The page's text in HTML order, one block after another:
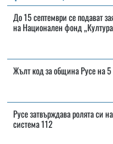
До 15 септември се подават
на Национален фонд
Жълт код за община Русе на 5
Русе затвърждава ролята си
система 112